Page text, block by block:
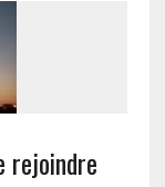
rejoindre